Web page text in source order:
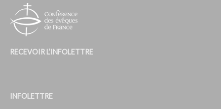
RECEVOIR L’INFOLETTRE
INFOLETTRE